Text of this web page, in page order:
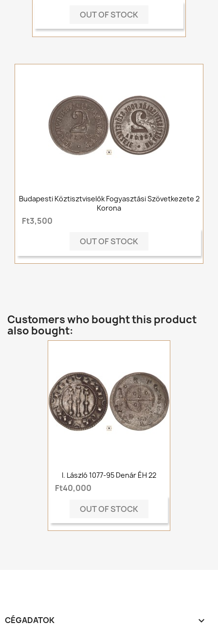
OUT OF STOCK
Budapesti Köztisztviselők Fogyasztási Szövetkezete 2
Korona
Ft3,500
OUT OF STOCK
Customers who bought this product
also bought:
I. László 1077-95 Denár ÉH 22
Ft40,000
OUT OF STOCK
CÉGADATOK 